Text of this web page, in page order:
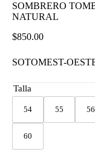
SOMBRERO
NATURAL
$850.00
SOTOMEST-
Talla
54 55 56
60